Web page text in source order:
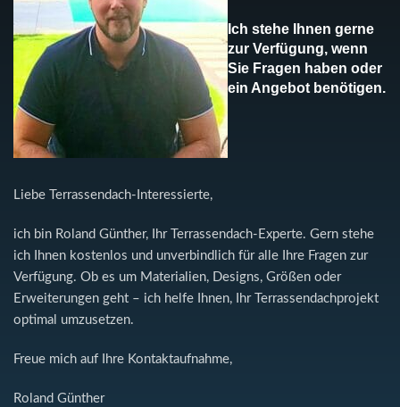
Ich stehe Ihnen gerne
zur Verfügung, wenn
Sie Fragen haben oder
ein Angebot benötigen.
Liebe Terrassendach-Interessierte,
ich bin Roland Günther, Ihr Terrassendach-Experte. Gern stehe
ich Ihnen kostenlos und unverbindlich für alle Ihre Fragen zur
Verfügung. Ob es um Materialien, Designs, Größen oder
Erweiterungen geht – ich helfe Ihnen, Ihr Terrassendachprojekt
optimal umzusetzen.
Freue mich auf Ihre Kontaktaufnahme,
Roland Günther